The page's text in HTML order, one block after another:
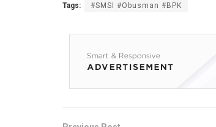
ce
b
o
o
k
tt
er
ail at
s
A
p
p
Li e
Tags: #SMSI #Obusman #BPK